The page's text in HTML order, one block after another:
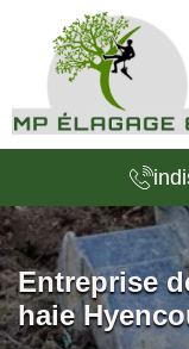
Entreprise
haie